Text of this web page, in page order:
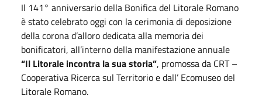
Il 141° anniversario della Bonifica del Litorale Romano
è stato celebrato oggi con la cerimonia di deposizione
della corona d’alloro dedicata alla memoria dei
bonificatori, all’interno della manifestazione annuale
“Il Litorale incontra la sua storia”, promossa da CRT –
Cooperativa Ricerca sul Territorio e dall’ Ecomuseo del
Litorale Romano.